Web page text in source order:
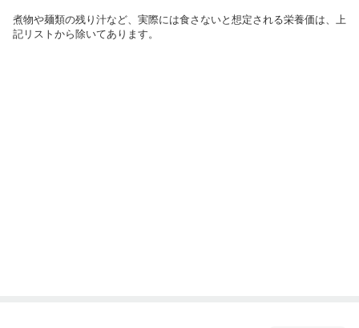
煮物や麺類の残り汁など、実際には食さないと想定される栄養価は、上
記リストから除いてあります。